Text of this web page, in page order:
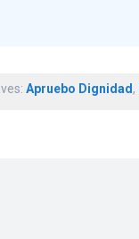
Apruebo Dignidad,